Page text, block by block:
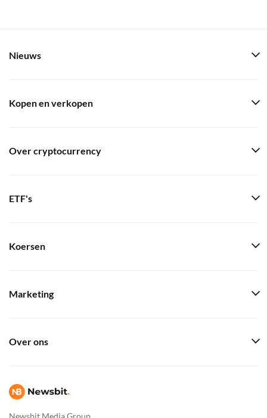
Newsbit Media Group
Nieuws
Kopen en verkopen
Over cryptocurrency
ETF's
Koersen
Marketing
Over ons